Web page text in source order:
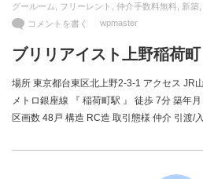
グールーム
フリーレント 仲介手数料無料 新築
コメントを書く
wpmaster
ブリリアイスト上野稲荷町
場所 東京都台東区北上野2-3-1 アクセス JR
メトロ銀座線 『 稲荷町駅 』 徒歩 7分 築年
区画数 48戸 構造 RC造 取引態様 仲介 引渡/